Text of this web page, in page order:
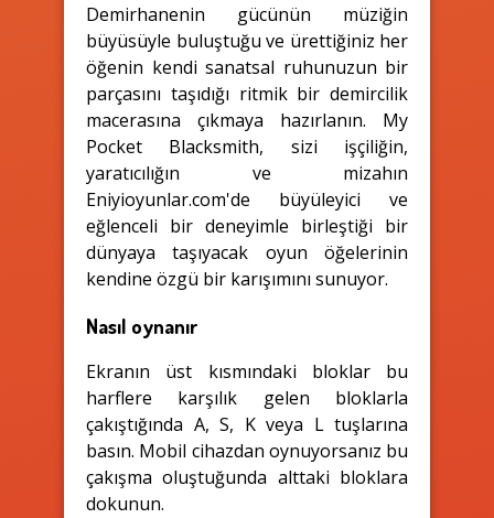
Demirhanenin gücünün müziğin
büyüsüyle buluştuğu ve ürettiğiniz her
öğenin kendi sanatsal ruhunuzun bir
parçasını taşıdığı ritmik bir demircilik
macerasına çıkmaya hazırlanın. My
Pocket Blacksmith, sizi işçiliğin,
yaratıcılığın ve mizahın
Eniyioyunlar.com'de büyüleyici ve
eğlenceli bir deneyimle birleştiği bir
dünyaya taşıyacak oyun öğelerinin
kendine özgü bir karışımını sunuyor.
Nasıl oynanır
Ekranın üst kısmındaki bloklar bu
harflere karşılık gelen bloklarla
çakıştığında A, S, K veya L tuşlarına
basın. Mobil cihazdan oynuyorsanız bu
çakışma oluştuğunda alttaki bloklara
dokunun.